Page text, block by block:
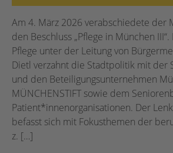
Am 4. März 2026 verabschiedete der
den Beschluss „Pflege in München
Pflege unter der Leitung von
Dietl verzahnt die Stadtpolitik mit der
und den Beteiligungsunternehmen
MÜNCHENSTIFT sowie dem
Patient*innenorganisationen. Der
befasst sich mit Fokusthemen der
z. […]